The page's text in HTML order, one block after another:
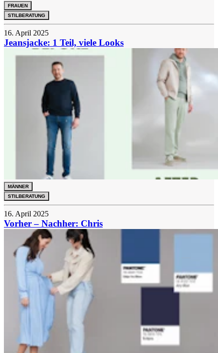
FRAUEN
STILBERATUNG
16. April 2025
Jeansjacke: 1 Teil, viele Looks
MÄNNER
STILBERATUNG
16. April 2025
Vorher – Nachher: Chris